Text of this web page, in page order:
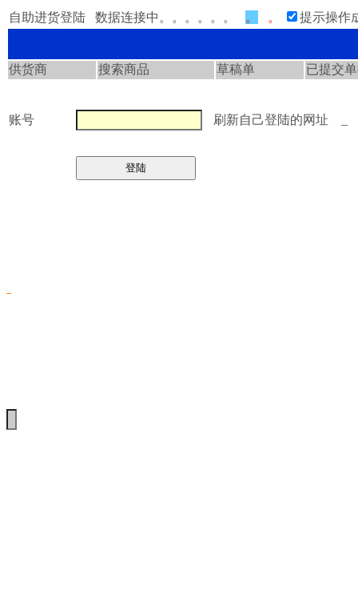
自助进货登陆 数据连接中。。。。。。 。 。 提示操作
供货商 搜索商品 草稿单 已提交
账号 刷新自己登陆的网址